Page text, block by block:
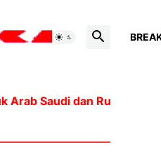
dan Rusia, akan